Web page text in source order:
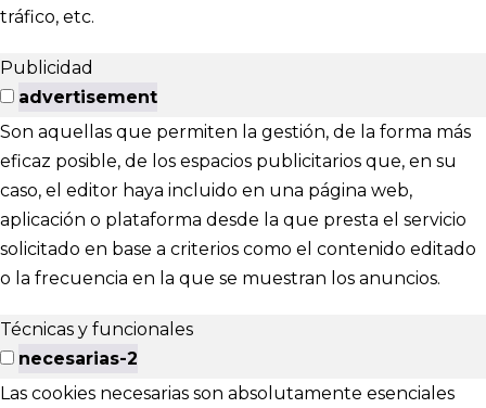
tráfico, etc.
Publicidad
advertisement
Son aquellas que permiten la gestión, de la forma más
eficaz posible, de los espacios publicitarios que, en su
caso, el editor haya incluido en una página web,
aplicación o plataforma desde la que presta el servicio
solicitado en base a criterios como el contenido editado
o la frecuencia en la que se muestran los anuncios.
Técnicas y funcionales
necesarias-2
Las cookies necesarias son absolutamente esenciales